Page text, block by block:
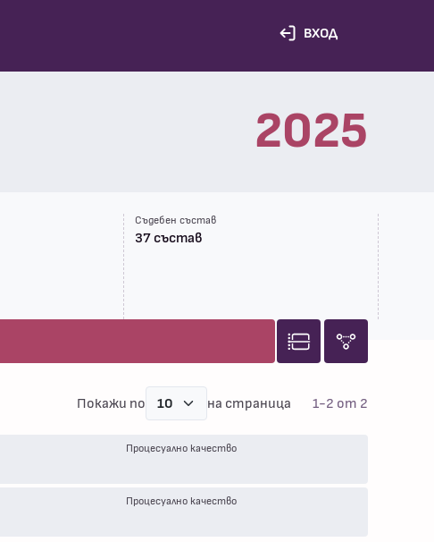
ВХОД
2025
Съдебен състав
37 състав
Покажи по на страница 1-2 от 2
Процесуално качество
Процесуално качество